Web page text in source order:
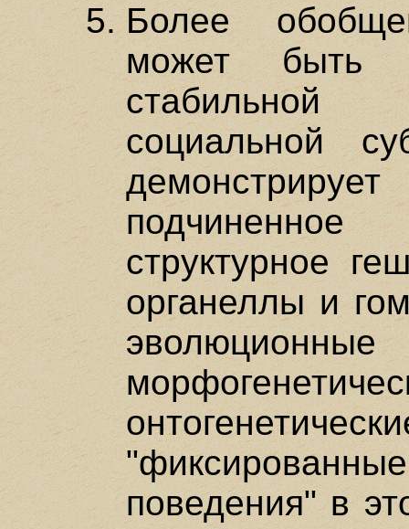
Более
может быть
стабильной
социальной
структурное
органеллы и
поведения" в